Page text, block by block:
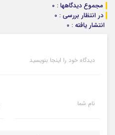
مجموع دیدگاهها : 0
در انتظار بررسی : 0
انتشار یافته : 0
دیدگاه خود را اینجا بنویسید
نام شما